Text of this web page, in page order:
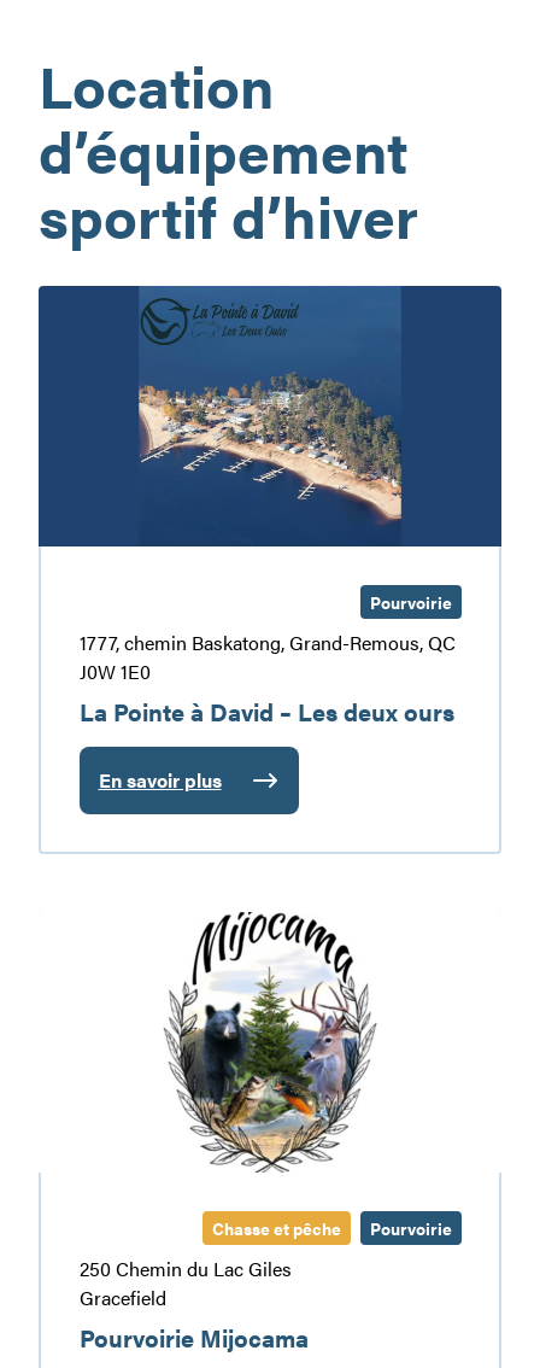
la-
Location
d’équipement
sportif d’hiver
La
Pourvoirie
1777, chemin Baskatong, Grand-Remous, QC
J0W 1E0
La Pointe à David – Les deux ours
En savoir plus
:
La
Pointe
Chasse et pêche Pourvoirie
250 Chemin du Lac Giles
Gracefield
Pourvoirie Mijocama